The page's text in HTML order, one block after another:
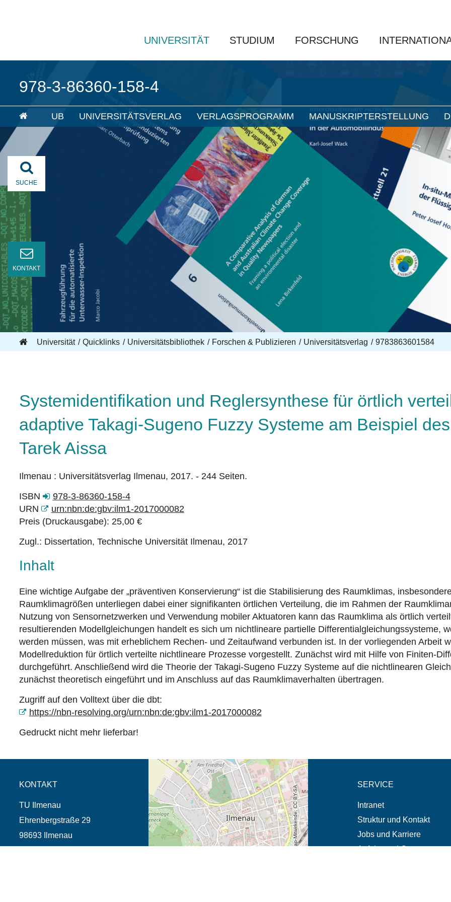
UNIVERSITÄT STUDIUM FORSCHUNG
978-3-86360-158-4
UB UNIVERSITÄTSVERLAG VERLAGSPROGRAMM MANUSKRIPTERSTELLUNG
SUCHE
KONTAKT
Universität Quicklinks Universitätsbibliothek Forschen & Publizieren Universitätsverlag 9783863601584
Systemidentifikation und Reglersynthese für örtlich
adaptive Takagi-Sugeno Fuzzy Systeme am Beispiel
Tarek Aissa
Ilmenau : Universitätsverlag Ilmenau, 2017. - 244 Seiten.
ISBN
978-3-86360-158-4
URN
urn:nbn:de:gbv:ilm1-2017000082
Preis (Druckausgabe): 25,00 €
Zugl.: Dissertation, Technische Universität Ilmenau, 2017
Inhalt
Eine wichtige Aufgabe der „präventiven Konservierung“ ist die Stabilisierung des Raumklimas,
Raumklimagrößen unterliegen dabei einer signifikanten örtlichen Verteilung, die im Rahmen der
Nutzung von Sensornetzwerken und Verwendung mobiler Aktuatoren kann das Raumklima als örtlich
resultierenden Modellgleichungen handelt es sich um nichtlineare partielle Differentialgleichungssysteme,
werden müssen, was mit erheblichem Rechen- und Zeitaufwand verbunden ist. In der vorliegenden Arbeit
Modellreduktion für örtlich verteilte nichtlineare Prozesse vorgestellt. Zunächst wird mit Hilfe von Finiten-
durchgeführt. Anschließend wird die Theorie der Takagi-Sugeno Fuzzy Systeme auf die nichtlinearen
zunächst theoretisch eingeführt und im Anschluss auf das Raumklimaverhalten übertragen.
Zugriff auf den Volltext über die dbt:
https://nbn-resolving.org/urn:nbn:de:gbv:ilm1-2017000082
Gedruckt nicht mehr lieferbar!
KONTAKT
TU Ilmenau
Ehrenbergstraße 29
98693 Ilmenau
Öffnet die Anfahrtsbeschreibung in neuem
Tab (Karte)
© OpenStreetMap-Mitwirkende, CC BY-SA SERVICE
Intranet
Struktur und Kontakt
Jobs und Karriere
Anfahrt und Campus